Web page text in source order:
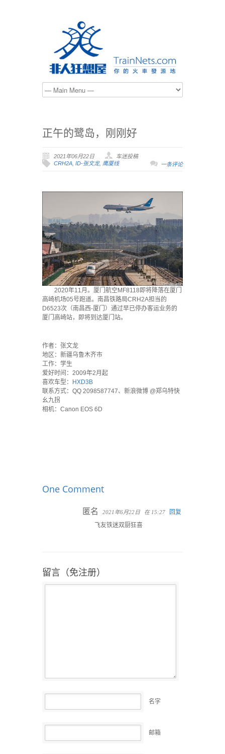
正午的鹭岛，刚刚好
2021年06月22日
车迷投稿
CRH2A, ID-张文龙, 鹰厦线 一条评论
2020年11月。厦门航空MF8118即将降落在厦门
高崎机场05号跑道。南昌铁路局CRH2A担当的
D6523次（南昌西-厦门）通过早已停办客运业务的
厦门高崎站，即将到达厦门站。
作者：张文龙
地区：新疆乌鲁木齐市
工作：学生
爱好时间：2009年2月起
喜欢车型：
HXD3B
联系方式：QQ 2098587747、新浪微博 @郑乌特快
幺九拐
相机：Canon EOS 6D
One Comment
匿名 2021年6月22日 在 15:27
回复
飞友铁迷双厨狂喜
留言（免注册）
名字
邮箱